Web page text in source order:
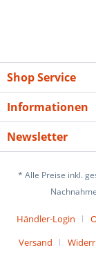
Shop Service
Informationen
Newsletter
* Alle Preise inkl.
Händler-Login
Versand